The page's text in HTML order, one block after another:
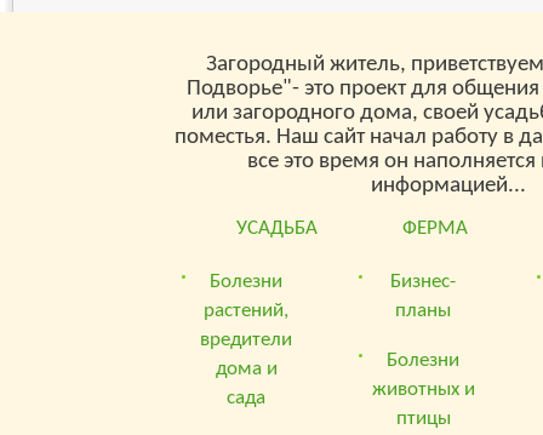
Загородный житель,
Подворье"- это проект для
или загородного дома, своей
поместья. Наш сайт начал работу в
все это время он
информацией...
УСАДЬБА
Болезни
растений,
вредители
дома и
сада
ФЕРМА
Бизнес-
планы
Болезни
животных и
птицы